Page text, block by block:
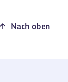
Nach oben